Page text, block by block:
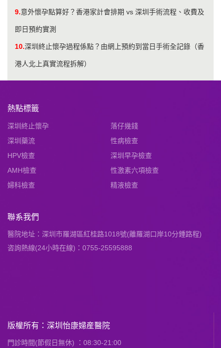
9.意外懷孕點算好？香港家計會排期 vs 深圳手術流程、收費及
即日預約實測
10.深圳終止懷孕過程係點？由網上預約到當日手術全記錄（香
港人北上真實流程拆解）
熱點標籤
深圳終止懷孕
落仔幾錢
深圳藥流
性病檢查
HPV檢查
深圳早孕檢查
AMH檢查
性激素六項檢查
婦科檢查
精液檢查
聯系我們
醫院地址：深圳市羅湖區紅桂路1018號(離羅湖口岸10分鍾路程)
咨詢熱線(24小時在線)：0755-25595888
版權所有：深圳怡康婦産醫院
門診時間(節假日無休) ：08:30-21:00